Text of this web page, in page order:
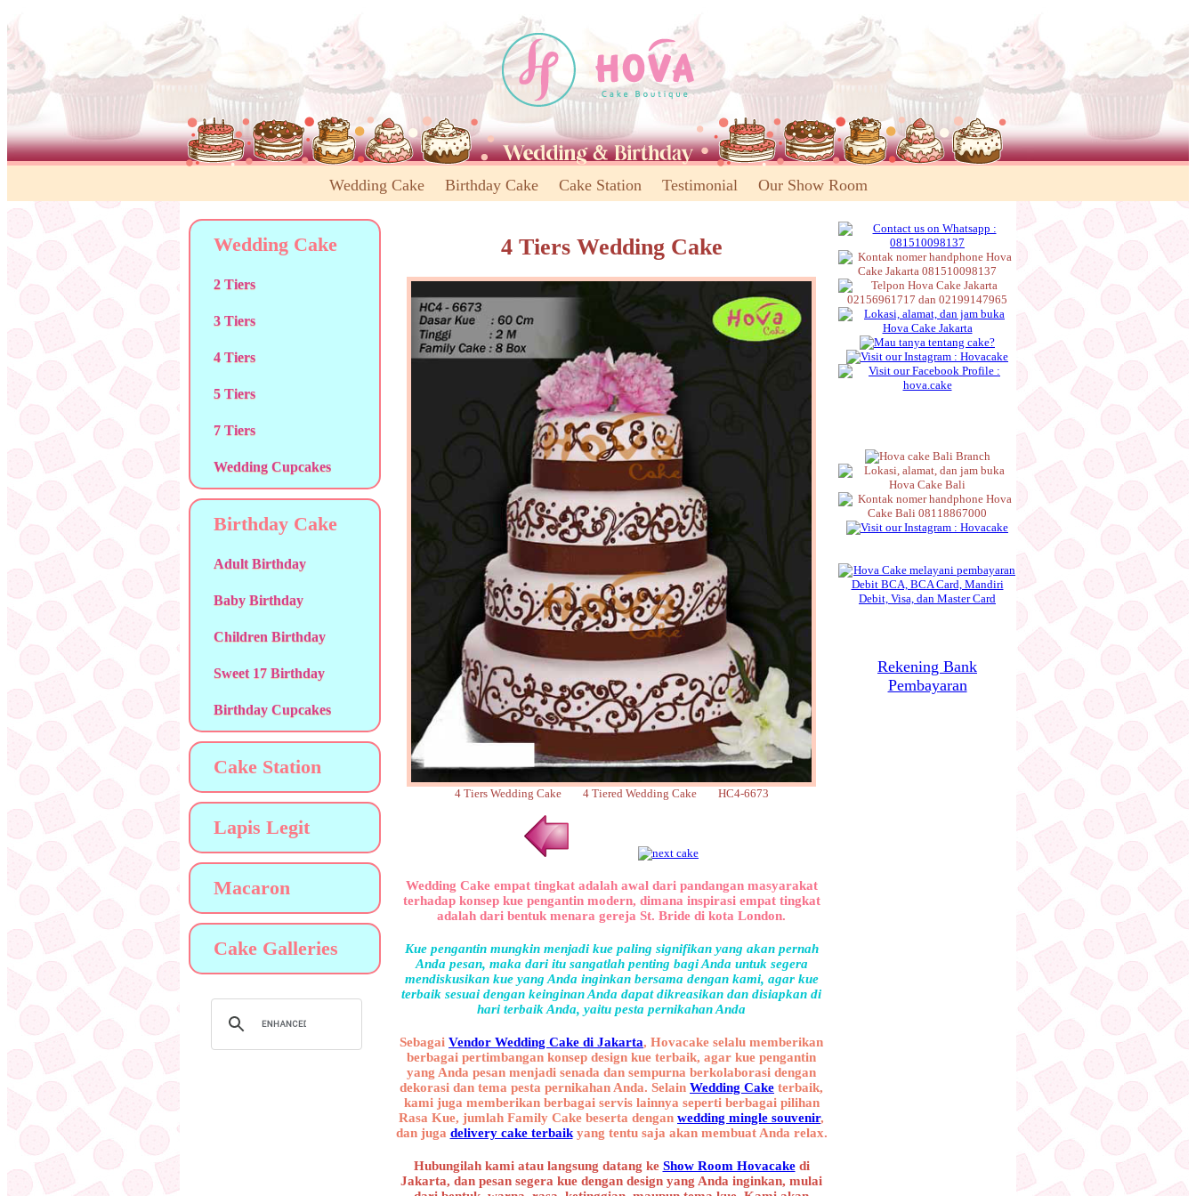
Wedding Cake Birthday Cake Cake Station Testimonial Our Show Room
Wedding Cake
2 Tiers
3 Tiers
4 Tiers
5 Tiers
7 Tiers
Wedding Cupcakes
Birthday Cake
Adult Birthday
Baby Birthday
Children Birthday
Sweet 17 Birthday
Birthday Cupcakes
Cake Station
Lapis Legit
Macaron
Cake Galleries
4 Tiers Wedding Cake
4 Tiers Wedding Cake 4 Tiered Wedding Cake HC4-6673
Wedding Cake empat tingkat adalah awal dari pandangan masyarakat
terhadap konsep kue pengantin modern, dimana inspirasi empat tingkat
adalah dari bentuk menara gereja St. Bride di kota London.
Kue pengantin mungkin menjadi kue paling signifikan yang akan pernah
Anda pesan, maka dari itu sangatlah penting bagi Anda untuk segera
mendiskusikan kue yang Anda inginkan bersama dengan kami, agar kue
terbaik sesuai dengan keinginan Anda dapat dikreasikan dan disiapkan di
hari terbaik Anda, yaitu pesta pernikahan Anda
Sebagai Vendor Wedding Cake di Jakarta, Hovacake selalu memberikan
berbagai pertimbangan konsep design kue terbaik, agar kue pengantin
yang Anda pesan menjadi senada dan sempurna berkolaborasi dengan
dekorasi dan tema pesta pernikahan Anda. Selain Wedding Cake terbaik,
kami juga memberikan berbagai servis lainnya seperti berbagai pilihan
Rasa Kue, jumlah Family Cake beserta dengan wedding mingle souvenir,
dan juga delivery cake terbaikyang tentu saja akan membuat Anda relax.
Hubungilah kami atau langsung datang ke Show Room Hovacakedi
Jakarta, dan pesan segera kue dengan design yang Anda inginkan, mulai
Rekening Bank
Pembayaran